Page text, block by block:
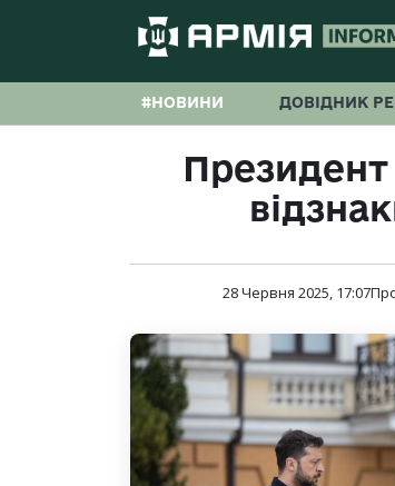
#НОВИНИ ДОВІДНИК
28 Червня 2025, 17:07